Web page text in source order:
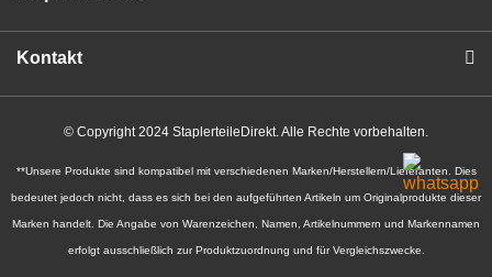
Kontakt
© Copyright 2024 StaplerteileDirekt. Alle Rechte vorbehalten.
**Unsere Produkte sind kompatibel mit verschiedenen Marken/Herstellern/Lieferanten. Dies
bedeutet jedoch nicht, dass es sich bei den aufgeführten Artikeln um Originalprodukte dieser
Marken handelt. Die Angabe von Warenzeichen, Namen, Artikelnummern und Markennamen
erfolgt ausschließlich zur Produktzuordnung und für Vergleichszwecke.